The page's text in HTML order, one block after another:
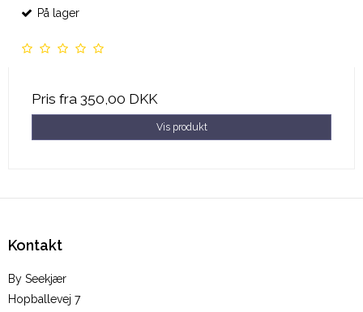
På lager
Pris fra 350,00 DKK
Vis produkt
Kontakt
By Seekjær
Hopballevej 7